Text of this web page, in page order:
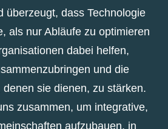
überzeugt, dass Technologie
als nur Abläufe zu optimieren
dabei helfen,
und die
sie dienen, zu stärken.
zusammen, um integrative,
aufzubauen, in